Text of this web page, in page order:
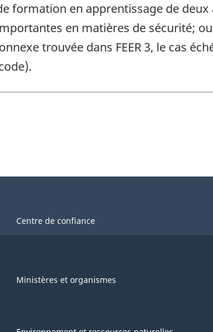
formation en apprentissage de deux
en matières de sécurité;
trouvée dans FEER 3, le cas
Centre de confiance
Ministères et organismes